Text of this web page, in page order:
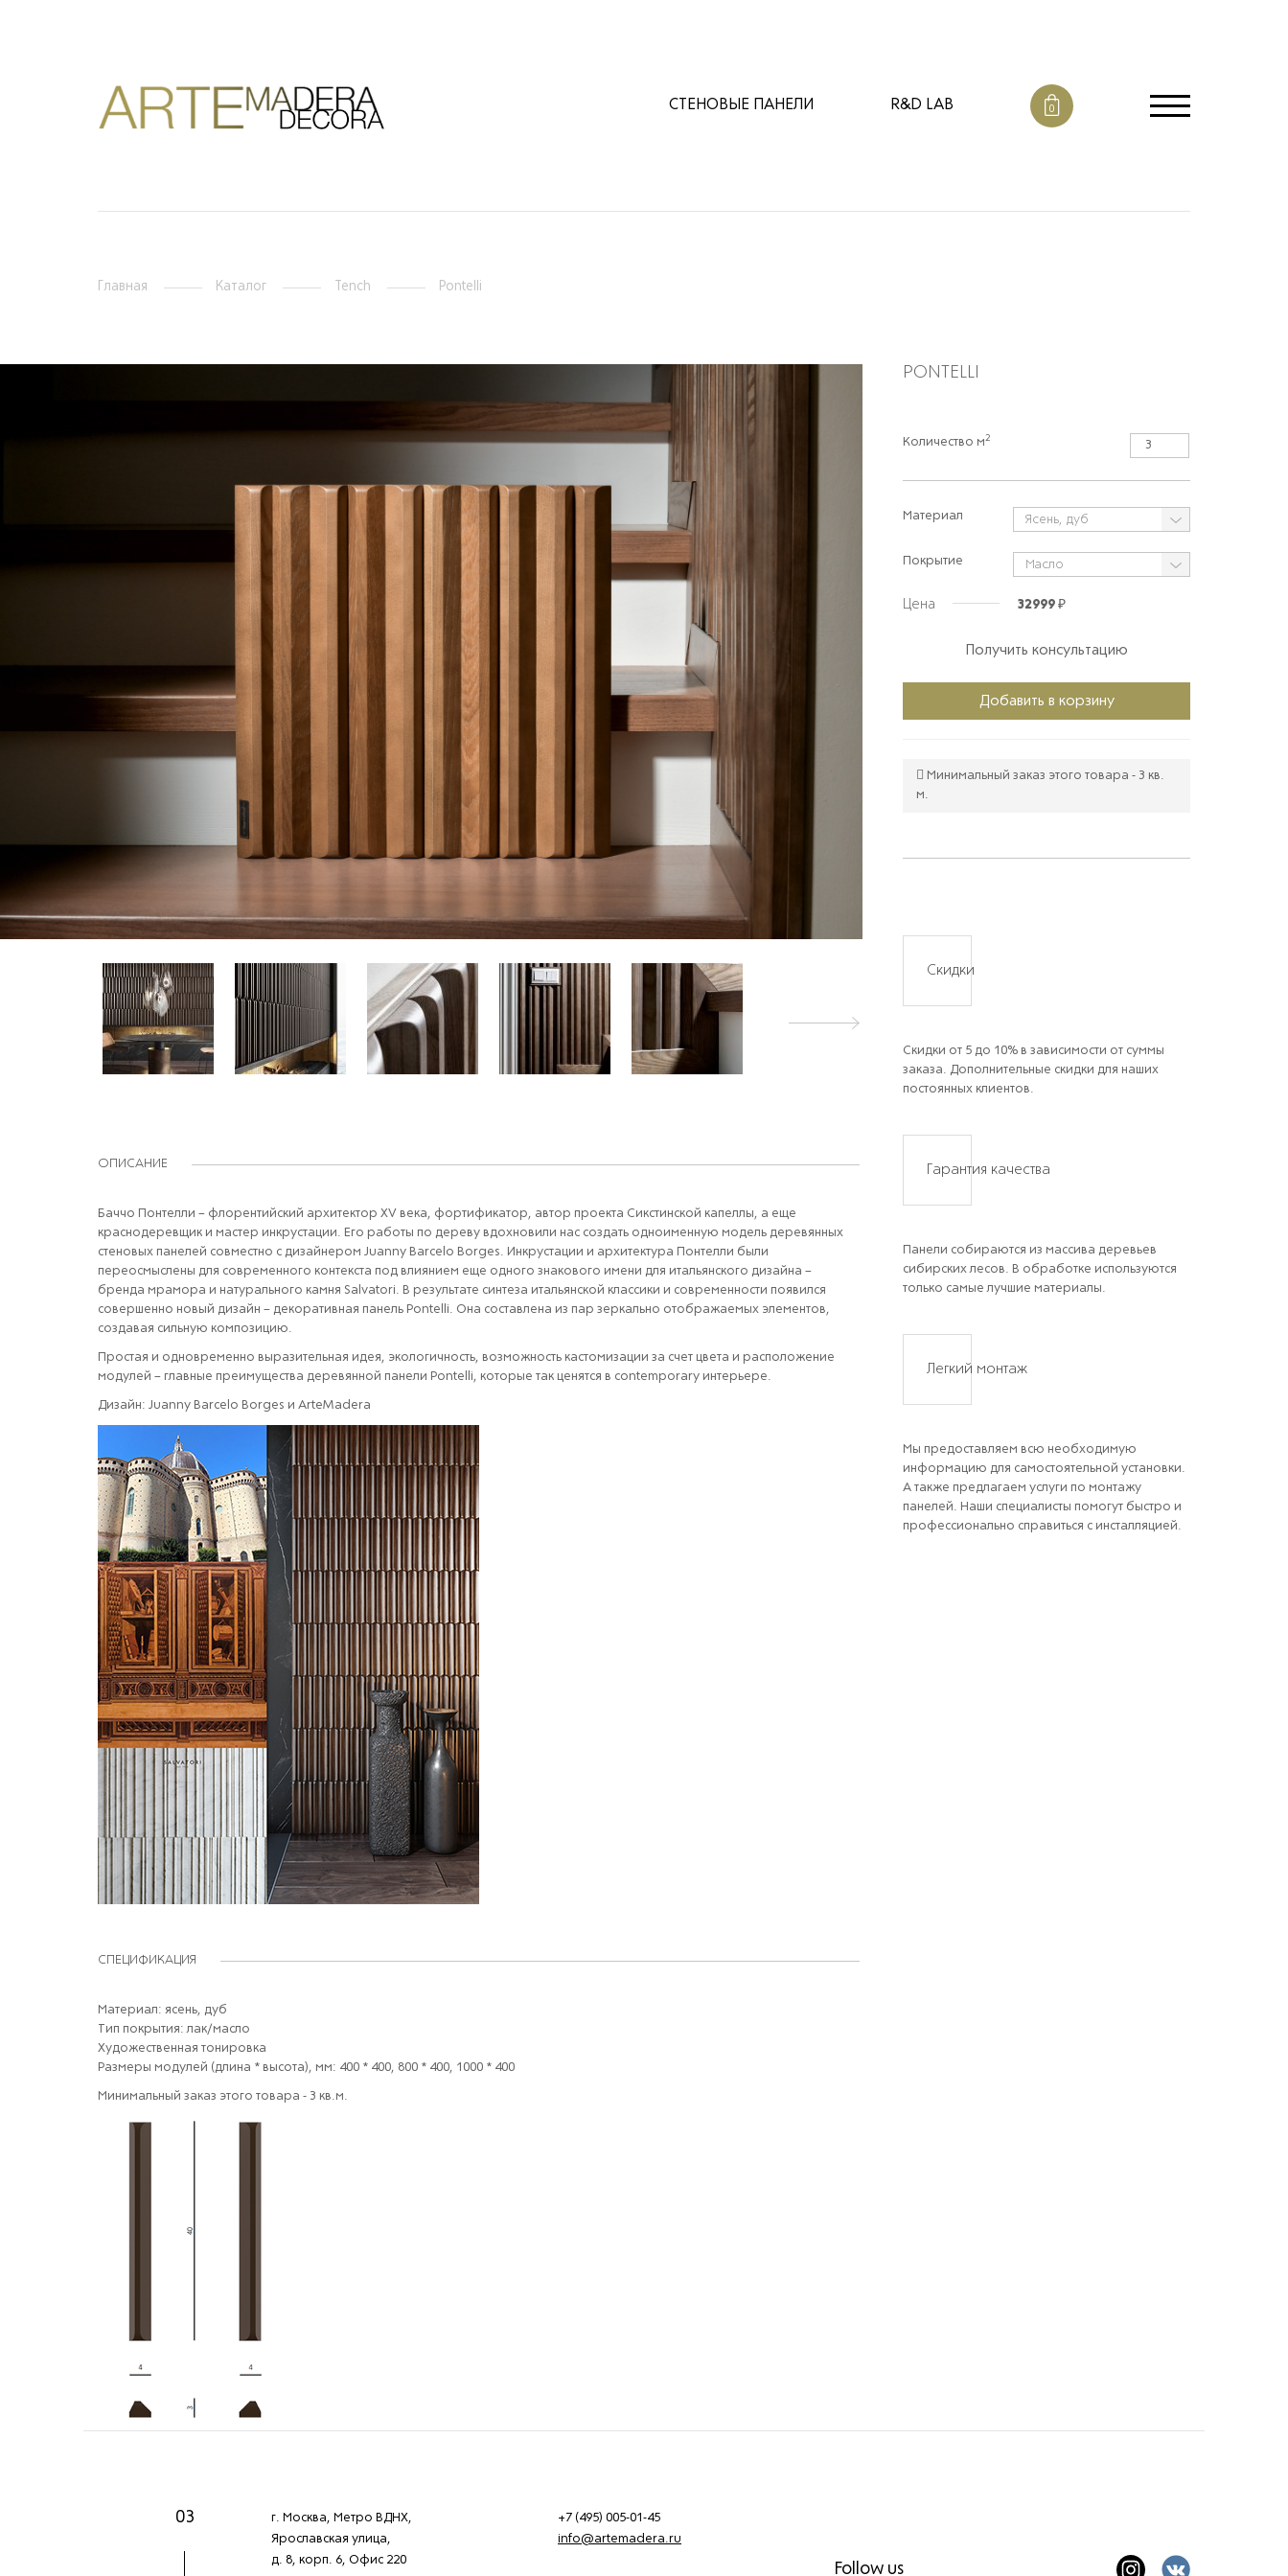
CТЕНОВЫЕ ПАНЕЛИ R&D LAB 0
Главная Каталог Tench Pontelli
ОПИСАНИЕ
Баччо Понтелли – флорентийский архитектор ХV века, фортификатор, автор проекта Сикстинской капеллы, а еще
краснодеревщик и мастер инкрустации. Его работы по дереву вдохновили нас создать одноименную модель деревянных
стеновых панелей совместно с дизайнером Juanny Barcelо Borges. Инкрустации и архитектура Понтелли были
переосмыслены для современного контекста под влиянием еще одного знакового имени для итальянского дизайна –
бренда мрамора и натурального камня Salvatori. В результате синтеза итальянской классики и современности появился
совершенно новый дизайн – декоративная панель Pontelli. Она составлена из пар зеркально отображаемых элементов,
создавая сильную композицию.
Простая и одновременно выразительная идея, экологичность, возможность кастомизации за счет цвета и расположение
модулей – главные преимущества деревянной панели Pontelli, которые так ценятся в contemporary интерьере.
Дизайн: Juanny Barcelо Borges и ArteMadera
СПЕЦИФИКАЦИЯ
Материал: ясень, дуб
Тип покрытия: лак/масло
Художественная тонировка
Размеры модулей (длина * высота), мм: 400 * 400, 800 * 400, 1000 * 400
Минимальный заказ этого товара - 3 кв.м.
PONTELLI
Количество м 2
Материал
Покрытие
Цена 32999 ₽
Получить консультацию
Добавить в корзину
Минимальный заказ этого товара - 3 кв.
м.
Скидки
Скидки от 5 до 10% в зависимости от суммы
заказа. Дополнительные скидки для наших
постоянных клиентов.
Гарантия качества
Панели собираются из массива деревьев
сибирских лесов. В обработке используются
только самые лучшие материалы.
Легкий монтаж
Мы предоставляем всю необходимую
информацию для самостоятельной установки.
А также предлагаем услуги по монтажу
панелей. Наши специалисты помогут быстро и
профессионально справиться с инсталляцией.
03
г. Москва, Метро ВДНХ,
Ярославская улица,
д. 8, корп. 6, Офис 220
+7 (495) 005-01-45
info@artemadera.ru
Follow us